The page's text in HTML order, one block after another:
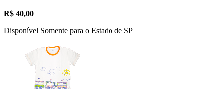
R$ 40,00
Disponível Somente para o Estado de SP